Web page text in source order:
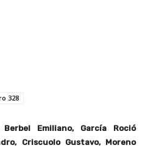
328
Emiliano, García Roció
Criscuolo Gustavo, Moreno